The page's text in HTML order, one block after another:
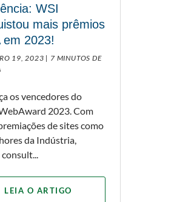
WSI
mais prêmios
em 2023!
19, 2023 | 7 MINUTOS DE
os vencedores do
2023. Com
de sites como
da Indústria,
LEIA O ARTIGO